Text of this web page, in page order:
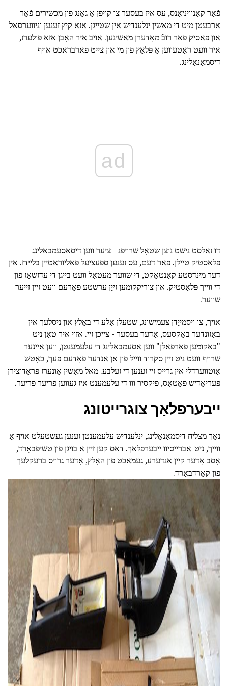
פֿאַר קאַנוויניאַנס, עס איז בעסער צו קויפן אַ גאַנג פון מכשירים פֿאַר
ארבעטן מיט די מאַשין ינלענדיש אין שטייַגן. אַזאַ קיץ זענען וניווערסאַל
און פּאַסיק פֿאַר רובֿ מאָדערן מאשינען. אויב איר האָבן אַזאַ פּולערז,
איר וועט ראַטעווען אַ פּלאַץ פון מי און צייט פארבראכט אויף
דיסמאַנאַלינג.
ad
דו זאלסט נישט נוצן שטאָל שרויפנ - ציער ווען דיסאַסעמבאַלינג
פּלאַסטיק טיילן. פֿאַר דעם, עס זענען ספּעציעל פּאַליוראַטיין בליידז. אין
דער מינדסטע קאָנטאַקט, די שווער מעטאַל וועט בייגן די עדזשאַז פון
די ווייך פּלאַסטיק. און צוריקקומען זייַן ערשטע פאָרעם וועט זיין זייער
שווער.
אויך, צו ויסמייַדן צעמישונג, שטעלן אַלע די באָלץ און ניסלעך אין
באַזונדער באָקסעס, אָדער בעסער - צייכן זיי. אזוי איר טאָן ניט
"באַקומען פאַרפאַלן" ווען אַסעמבאַלינג די עלעמענטן, ווען איינער
שרויף וועט ניט זיין סקרוד ווייַל פון אן אנדער פֿאָדעם פּעך, כאָטש
אַוטווערדלי אין גרייס זיי זענען די זעלבע. מאל מאַשין אָונערז פּראָדוצירן
פּעריאָדיש פאָטאָס, פיקסיר ווו די עלעמענט איז געווען פריער פריער.
ייבערפלאַך צוגרייטונג
נאָך מצליח דיסמאַנאַלינג, ינלענדיש עלעמענטן זענען געשטעלט אויף אַ
ווייך, ניט-אַברייסיוו ייבערפלאַך. דאס קען זיין אַ בויגן פון טשיפּבאָרד,
אָסב אָדער קיין אנדערע, געמאכט פון האָלץ, אָדער גרויס ברעקלעך
פון קאַרדבאָרד.